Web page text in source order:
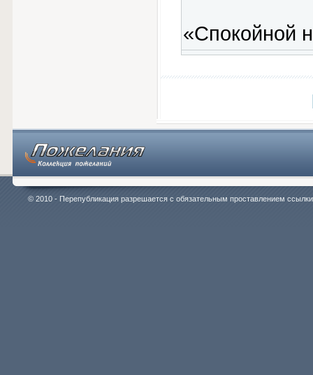
«Спокойной
© 2010 - Перепубликация разрешается с обязательным проставлением